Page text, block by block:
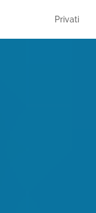
Privati